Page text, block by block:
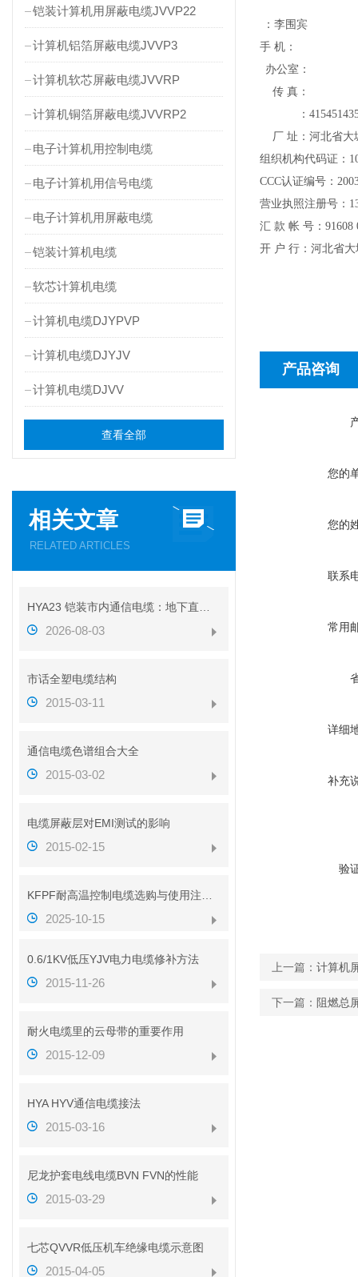
铠装计算机用屏蔽电缆JVVP22
计算机铝箔屏蔽电缆JVVP3
计算机软芯屏蔽电缆JVVRP
计算机铜箔屏蔽电缆JVVRP2
电子计算机用控制电缆
电子计算机用信号电缆
电子计算机用屏蔽电缆
铠装计算机电缆
软芯计算机电缆
计算机电缆DJYPVP
计算机电缆DJYJV
计算机电缆DJVV
查看全部
相关文章
RELATED ARTICLES
2026-08-03
市话全塑电缆结构
2015-03-11
通信电缆色谱组合大全
2015-03-02
电缆屏蔽层对EMI测试的影响
2015-02-15
2025-10-15
0.6/1KV低压YJV电力电缆修补方法
2015-11-26
耐火电缆里的云母带的重要作用
2015-12-09
HYA HYV通信电缆接法
2015-03-16
尼龙护套电线电缆BVN FVN的性能
2015-03-29
七芯QVVR低压机车绝缘电缆示意图
2015-04-05
：李围宾
手 机：
办公室：
传 真：
：
厂 址：河北省
组织机构代码证：
CCC认证编号：
营业执照注册号：
汇 款 帐 号： 91608
开 户 行：河北省
产品咨询
您的
您的
联系
常用
详细
补充
验
上一篇： 计算机
下一篇： 阻燃总